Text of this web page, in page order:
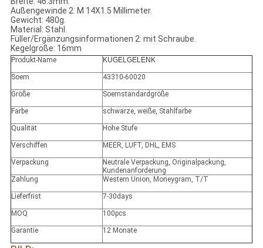
Außengewinde 2: M 14X1.5 Millimeter.
Gewicht: 480g.
Material: Stahl.
Füller/Ergänzungsinformationen 2: mit Schraube.
Kegelgröße: 16mm
Produkt-Name KUGELGELENK
Soem 43310-60020
Größe Soemstandardgröße
Farbe schwarze, weiße, Stahlfarbe
Qualität Hohe Stufe
Verschiffen MEER, LUFT, DHL, EMS
Verpackung
Neutrale Verpackung, Originalpackung,
Kundenanforderung
Zahlung
Western Union, Moneygram, T/T
Lieferfrist 7-30days
MOQ 100pcs
Garantie 12 Monate